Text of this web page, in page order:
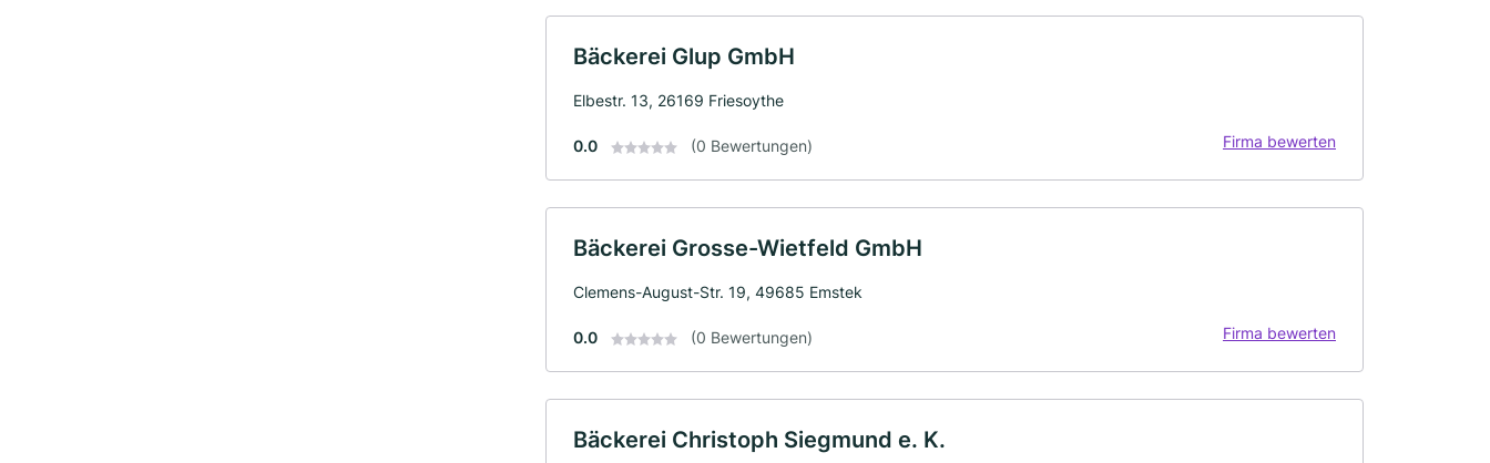
Bäckerei Glup GmbH
Elbestr. 13, 26169 Friesoythe
0.0 (0 Bewertungen) Firma bewerten
Bäckerei Grosse-Wietfeld GmbH
Clemens-August-Str. 19, 49685 Emstek
0.0 (0 Bewertungen) Firma bewerten
Bäckerei Christoph Siegmund e. K.